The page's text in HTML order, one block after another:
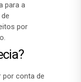
para a
por
por conta de